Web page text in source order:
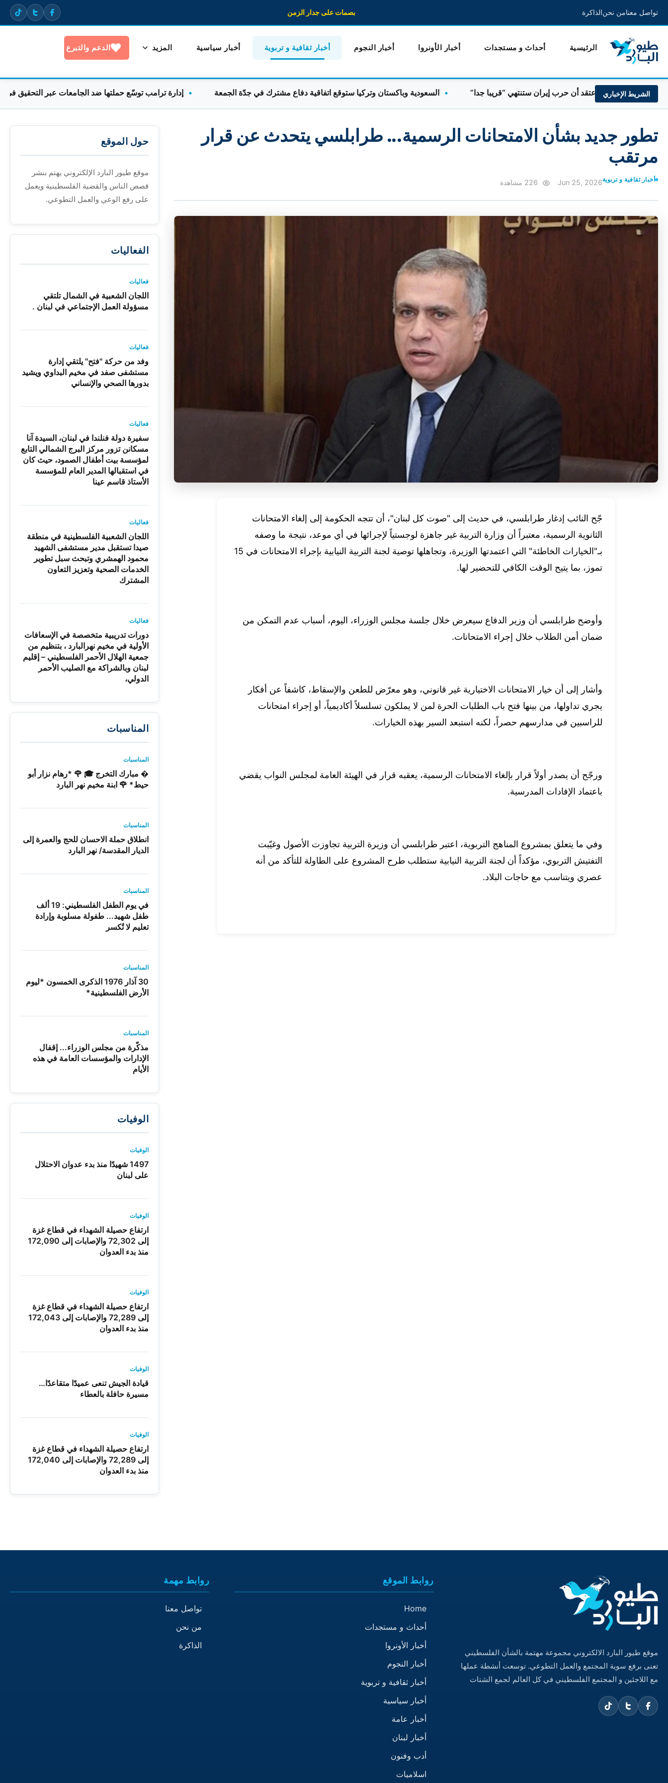
تواصل معنامن نحنالذاكرة بصمات على جدار الزمن
الرئيسية أحداث و مستجدات أخبار الأونروا أخبار النجوم أخبار ثقافية و تربوية أخبار سياسية المزيد الدعم والتبرع
الشريط الإخباري
ترامب: أعتقد أن حرب إيران ستنتهي “قريبا جدا” السعودية وباكستان وتركيا ستوقع اتفاقية دفاع مشترك في جدّة الجمعة إدارة ترامب توسّع حملتها ضد الجامعات عبر التحقيق في
تطور جديد بشأن الامتحانات الرسمية... طرابلسي يتحدث عن قرار
مرتقب
أخبار ثقافية و تربويةJun 25, 2026
جّح النائب إدغار طرابلسي، في حديث إلى "صوت كل لبنان"، أن تتجه الحكومة إلى إلغاء الامتحانات
الثانوية الرسمية، معتبراً أن وزارة التربية غير جاهزة لوجستياً لإجرائها في أي موعد، نتيجة ما وصفه
بـ"الخيارات الخاطئة" التي اعتمدتها الوزيرة، وتجاهلها توصية لجنة التربية النيابية بإجراء الامتحانات في 15
تموز، بما يتيح الوقت الكافي للتحضير لها.
وأوضح طرابلسي أن وزير الدفاع سيعرض خلال جلسة مجلس الوزراء، اليوم، أسباب عدم التمكن من
ضمان أمن الطلاب خلال إجراء الامتحانات.
وأشار إلى أن خيار الامتحانات الاختيارية غير قانوني، وهو معرّض للطعن والإسقاط، كاشفاً عن أفكار
يجري تداولها، من بينها فتح باب الطلبات الحرة لمن لا يملكون تسلسلاً أكاديمياً، أو إجراء امتحانات
للراسبين في مدارسهم حصراً، لكنه استبعد السير بهذه الخيارات.
ورجّح أن يصدر أولاً قرار بإلغاء الامتحانات الرسمية، يعقبه قرار في الهيئة العامة لمجلس النواب يقضي
باعتماد الإفادات المدرسية.
وفي ما يتعلق بمشروع المناهج التربوية، اعتبر طرابلسي أن وزيرة التربية تجاوزت الأصول وغيّبت
التفتيش التربوي، مؤكداً أن لجنة التربية النيابية ستطلب طرح المشروع على الطاولة للتأكد من أنه
عصري ويتناسب مع حاجات البلاد.
حول الموقع
موقع طيور البارد الإلكتروني يهتم بنشر
قصص الناس والقضية الفلسطينية ويعمل
على رفع الوعي والعمل التطوعي.
الفعاليات
فعاليات
اللجان الشعبية في الشمال تلتقي
مسؤولة العمل الإجتماعي في لبنان .
فعاليات
وفد من حركة "فتح" يلتقي إدارة
مستشفى صفد في مخيم البداوي ويشيد
بدورها الصحي والإنساني
فعاليات
سفيرة دولة فنلندا في لبنان، السيدة آنا
مسكانن تزور مركز البرج الشمالي التابع
لمؤسسة بيت أطفال الصمود، حيث كان
في استقبالها المدير العام للمؤسسة
الأستاذ قاسم عينا
فعاليات
اللجان الشعبية الفلسطينية في منطقة
صيدا تستقبل مدير مستشفى الشهيد
محمود الهمشري وتبحث سبل تطوير
الخدمات الصحية وتعزيز التعاون
المشترك
فعاليات
دورات تدريبية متخصصة في الإسعافات
الأولية في مخيم نهرالبارد ، بتنظيم من
جمعية الهلال الأحمر الفلسطيني – إقليم
لبنان وبالشراكة مع الصليب الأحمر
الدولي،
المناسبات
المناسبات
� مبارك التخرج 🎓 🌹 *رهام نزار أبو
حيط* 🌹 ابنة مخيم نهر البارد
المناسبات
انطلاق حملة الاحسان للحج والعمرة إلى
الديار المقدسة/ نهر البارد
المناسبات
في يوم الطفل الفلسطيني: 19 ألف
طفل شهيد... طفولة مسلوبة وإرادة
تعليم لا تُكسر
المناسبات
30 آذار 1976 الذكرى الخمسون *ليوم
الأرض الفلسطينية*
المناسبات
مذكّرة من مجلس الوزراء... إقفال
الإدارات والمؤسسات العامة في هذه
الأيام
الوفيات
الوفيات
1497 شهيدًا منذ بدء عدوان الاحتلال
على لبنان
الوفيات
ارتفاع حصيلة الشهداء في قطاع غزة
إلى 72,302 والإصابات إلى 172,090
منذ بدء العدوان
الوفيات
ارتفاع حصيلة الشهداء في قطاع غزة
إلى 72,289 والإصابات إلى 172,043
منذ بدء العدوان
الوفيات
قيادة الجيش تنعى عميدًا متقاعدًا…
مسيرة حافلة بالعطاء
الوفيات
ارتفاع حصيلة الشهداء في قطاع غزة
إلى 72,289 والإصابات إلى 172,040
منذ بدء العدوان
موقع طيور البارد الالكتروني مجموعة مهتمة بالشأن الفلسطيني
تعنى برفع سوية المجتمع والعمل التطوعي. توسعت أنشطة عملها
مع اللاجئين و المجتمع الفلسطيني في كل العالم لجمع الشتات
روابط الموقع
Home
أحداث و مستجدات
أخبار الأونروا
أخبار النجوم
أخبار ثقافية و تربوية
أخبار سياسية
أخبار عامة
أخبار لبنان
أدب وفنون
اسلاميات
روابط مهمة
تواصل معنا
من نحن
الذاكرة